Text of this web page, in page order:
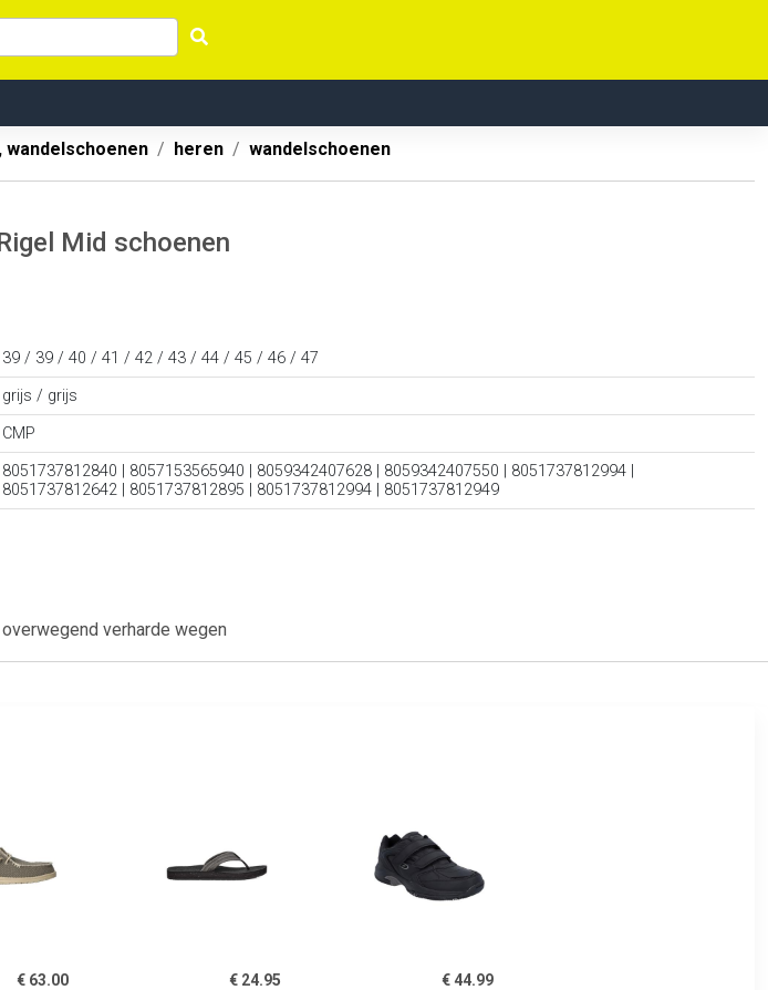
heren wandelschoenen
Mid schoenen
39 / 39 / 40 / 41 / 42 / 43 / 44 / 45 / 46 / 47
grijs / grijs
CMP
8051737812840 | 8057153565940 | 8059342407628 | 8059342407550 | 8051737812994 |
8051737812642 | 8051737812895 | 8051737812994 | 8051737812949
verharde wegen
€ 63.00
€ 24.95
€ 44.99